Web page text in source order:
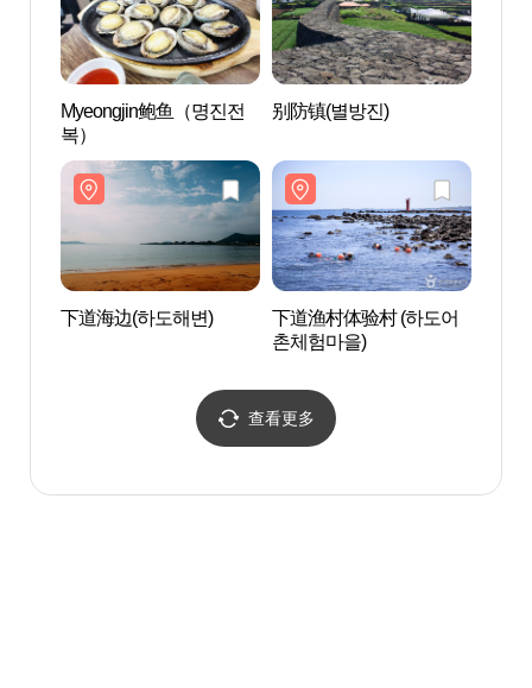
Myeongjin鲍鱼（명진전
복）
别防镇(별방진)
下道海边(하도해변)
下道渔村体验村 (하도어
촌체험마을)
查看更多